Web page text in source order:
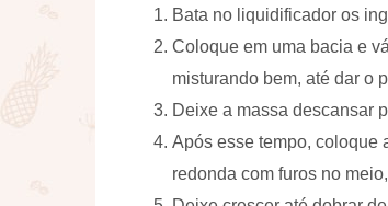
Bata no liquidificador os
Coloque em uma bacia e
misturando bem, até dar o
Deixe a massa descansar
Após esse tempo, coloque
redonda com furos no